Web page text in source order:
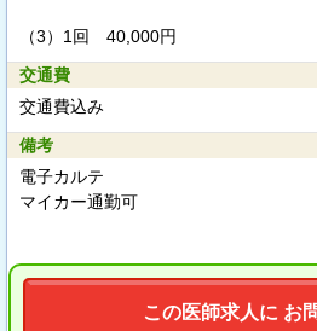
（3） 1回 40,000円
交通費
交通費込み
備考
電子カルテ
マイカー通勤可
この医師求人に お